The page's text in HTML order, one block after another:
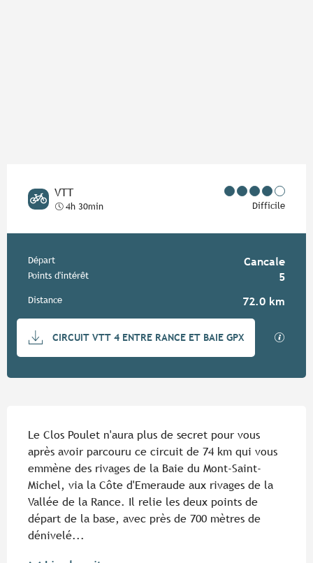
VTT
4h 30min Difficile
Informations pratiques
Départ Cancale
Points d'intérêt 5
Distance 72.0 km
Documentation
CIRCUIT VTT 4 ENTRE RANCE ET BAIE GPX
Le Clos Poulet n'aura plus de secret pour vous
après avoir parcouru ce circuit de 74 km qui vous
emmène des rivages de la Baie du Mont-Saint-
Michel, via la Côte d'Emeraude aux rivages de la
Vallée de la Rance. Il relie les deux points de
départ de la base, avec près de 700 mètres de
dénivelé...